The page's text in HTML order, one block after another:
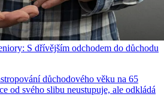
S dřívějším odchodem do důchodu
důchodového věku na 65
od svého slibu neustupuje, ale odkládá